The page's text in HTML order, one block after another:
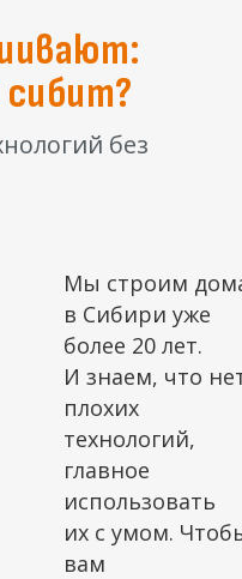
сибит?
без
Мы строим
в Сибири уже
более 20 лет.
И знаем, что
плохих
технологий,
главное
использовать
их с умом.
вам